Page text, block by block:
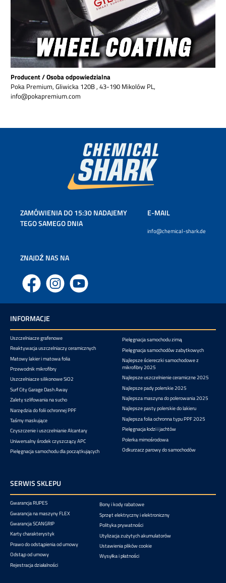
Producent / Osoba odpowiedzialna
Poka Premium, Gliwicka 120B , 43-190 Mikolów PL,
info@pokapremium.com
ZAMÓWIENIA DO 15:30 NADAJEMY
TEGO SAMEGO DNIA
E-MAIL
info@chemical-shark.de
ZNAJDŹ NAS NA
Facebook Instagram YouTube
INFORMACJE
Uszczelniacze grafenowe
Reaktywacja uszczelniaczy ceramicznych
Matowy lakier i matowa folia
Przewodnik mikrofibry
Uszczelniacze silikonowe SiO2
Surf City Garage Dash Away
Zalety szlifowania na sucho
Narzędzia do folii ochronnej PPF
Taśmy maskujące
Czyszczenie i uszczelnianie Alcantary
Uniwersalny środek czyszczący APC
Pielęgnacja samochodu dla początkujących
Pielęgnacja samochodu zimą
Pielęgnacja samochodów zabytkowych
Najlepsze ściereczki samochodowe z
mikrofibry 2025
Najlepsze uszczelnienie ceramiczne 2025
Najlepsze pady polerskie 2025
Najlepsza maszyna do polerowania 2025
Najlepsze pasty polerskie do lakieru
Najlepsza folia ochronna typu PPF 2025
Pielęgnacja łodzi i jachtów
Polerka mimośrodowa
Odkurzacz parowy do samochodów
SERWIS SKLEPU
Gwarancja RUPES
Gwarancja na maszyny FLEX
Gwarancja SCANGRIP
Karty charakterystyk
Prawo do odstąpienia od umowy
Odstąp od umowy
Rejestracja działalności
Bony i kody rabatowe
Sprzęt elektryczny i elektroniczny
Polityka prywatności
Utylizacja zużytych akumulatorów
Ustawienia plików cookie
Wysyłka i płatności